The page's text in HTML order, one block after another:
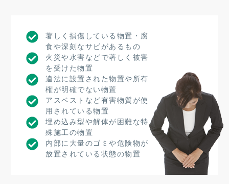
著しく損傷している物置・腐
食や深刻なサビがあるもの
火災や水害などで著しく被害
を受けた物置
違法に設置された物置や所有
権が明確でない物置
アスベストなど有害物質が使
用されている物置
埋め込み型や解体が困難な特
殊施工の物置
内部に大量のゴミや危険物が
放置されている状態の物置